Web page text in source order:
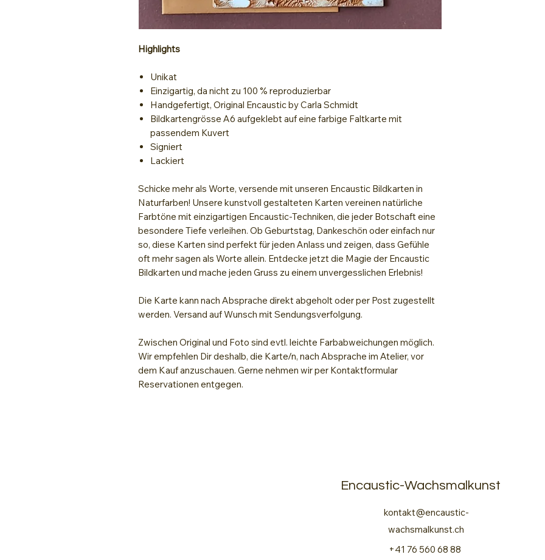
Highlights
Unikat
Einzigartig, da nicht zu 100 % reproduzierbar
Handgefertigt, Original Encaustic by Carla Schmidt
Bildkartengrösse A6 aufgeklebt auf eine farbige Faltkarte mit
passendem Kuvert
Signiert
Lackiert
Schicke mehr als Worte, versende mit unseren Encaustic Bildkarten in
Naturfarben! Unsere kunstvoll gestalteten Karten vereinen natürliche
Farbtöne mit einzigartigen Encaustic-Techniken, die jeder Botschaft eine
besondere Tiefe verleihen. Ob Geburtstag, Dankeschön oder einfach nur
so, diese Karten sind perfekt für jeden Anlass und zeigen, dass Gefühle
oft mehr sagen als Worte allein. Entdecke jetzt die Magie der Encaustic
Bildkarten und mache jeden Gruss zu einem unvergesslichen Erlebnis!
Die Karte kann nach Absprache direkt abgeholt oder per Post zugestellt
werden. Versand auf Wunsch mit Sendungsverfolgung.
Zwischen Original und Foto sind evtl. leichte Farbabweichungen möglich.
Wir empfehlen Dir deshalb, die Karte/n, nach Absprache im Atelier, vor
dem Kauf anzuschauen. Gerne nehmen wir per Kontaktformular
Reservationen entgegen.
Encaustic-Wachsmalkunst
kontakt@encaustic-
wachsmalkunst.ch
+41 76 560 68 88